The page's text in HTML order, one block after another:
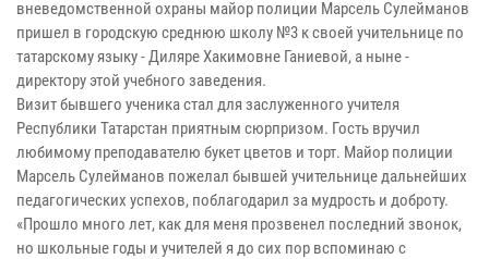
вневедомственной охраны майор полиции Марсель Сулейманов
пришел в городскую среднюю школу №3 к своей учительнице по
татарскому языку - Диляре Хакимовне Ганиевой, а ныне -
директору этой учебного заведения.
Визит бывшего ученика стал для заслуженного учителя
Республики Татарстан приятным сюрпризом. Гость вручил
любимому преподавателю букет цветов и торт. Майор полиции
Марсель Сулейманов пожелал бывшей учительнице дальнейших
педагогических успехов, поблагодарил за мудрость и доброту.
«Прошло много лет, как для меня прозвенел последний звонок,
но школьные годы и учителей я до сих пор вспоминаю с